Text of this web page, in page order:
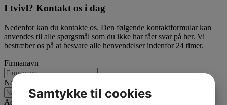
I tvivl? Kontakt os i dag
Nedenfor kan du kontakte os. Den følgende kontaktformular kan
anvendes til alle spørgsmål som du ikke har fået svar på her. Vi
bestræber os på at besvare alle henvendelser indenfor 24 timer.
Firmanavn
Navn
Adresse
Samtykke til cookies